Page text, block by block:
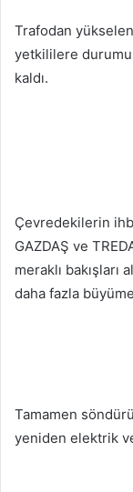
Trafodan
yetkililere
kaldı.
Çevredekilerin
GAZDAŞ ve
meraklı bakışları
daha fazla
Tamamen
yeniden elektrik